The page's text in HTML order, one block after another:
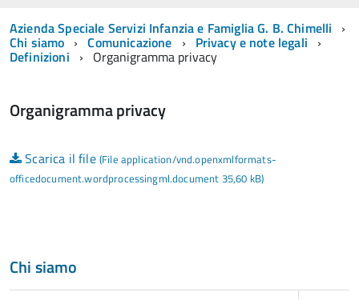
Azienda Speciale Servizi Infanzia e Famiglia G. B. Chimelli
Chi siamo Comunicazione Privacy e note legali
Definizioni Organigramma privacy
Organigramma privacy
Scarica il file (File application/vnd.openxmlformats-
officedocument.wordprocessingml.document 35,60 kB)
Chi siamo